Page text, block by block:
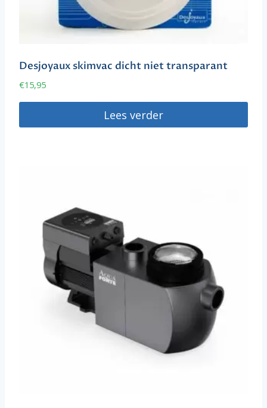
Desjoyaux skimvac dicht niet transparant
€15,95
Lees verder